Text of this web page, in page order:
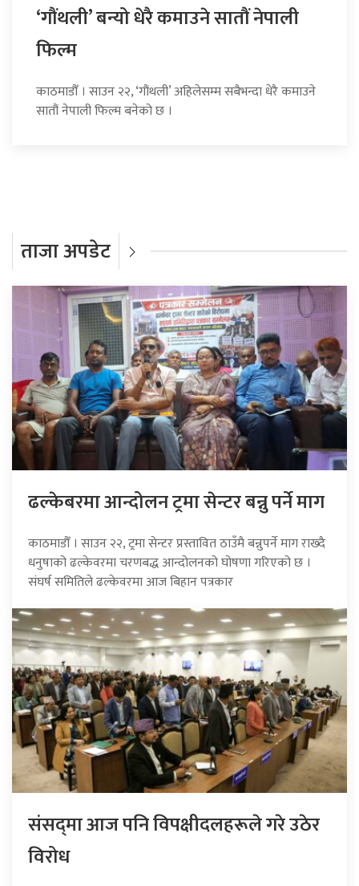
‘गौंथली’ बन्यो धेरै कमाउने सातौं नेपाली
फिल्म
काठमाडौँ । साउन २२, ‘गौंथली’ अहिलेसम्म सबैभन्दा धेरै कमाउने
सातौं नेपाली फिल्म बनेको छ ।
ताजा अपडेट
ढल्केबरमा आन्दोलन ट्रमा सेन्टर बन्नु पर्ने माग
काठमाडौँ । साउन २२, ट्रमा सेन्टर प्रस्तावित ठाउँमै बन्नुपर्ने माग राख्दै
धनुषाको ढल्केवरमा चरणबद्ध आन्दोलनको घोषणा गरिएको छ ।
संघर्ष समितिले ढल्केवरमा आज बिहान पत्रकार
संसद्‍मा आज पनि विपक्षीदलहरूले गरे उठेर
विरोध